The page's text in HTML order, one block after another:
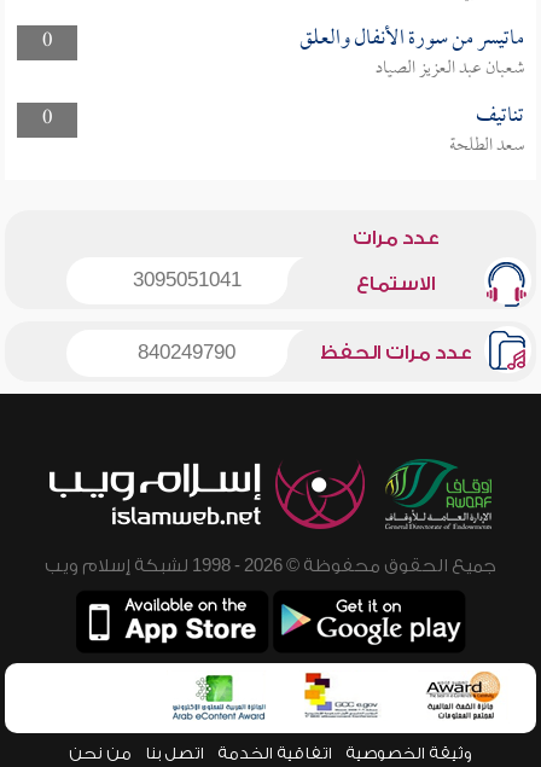
0
ماتيسر من سورة الأنفال والعلق
شعبان عبد العزيز الصياد
0
تناتيف
سعد الطلحة
عدد مرات
الاستماع 3095051041
عدد مرات الحفظ 840249790
جميع الحقوق محفوظة © 2026 - 1998 لشبكة إسلام ويب
وثيقة الخصوصية اتفاقية الخدمة اتصل بنا من نحن